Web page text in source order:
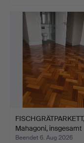
FISCHGRÄTPARKETT,
Mahagoni, insgesamt
86,4…
Beendet 6. Aug 2026